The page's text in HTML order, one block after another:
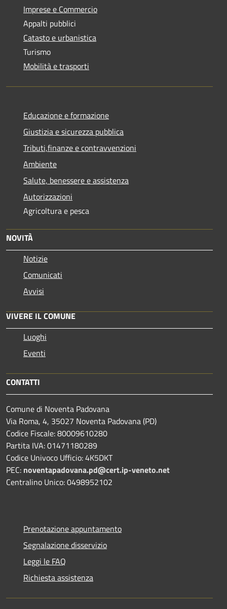
Imprese e Commercio
Appalti pubblici
Catasto e urbanistica
Turismo
Mobilità e trasporti
Educazione e formazione
Giustizia e sicurezza pubblica
Tributi,finanze e contravvenzioni
Ambiente
Salute, benessere e assistenza
Autorizzazioni
Agricoltura e pesca
NOVITÀ
Notizie
Comunicati
Avvisi
VIVERE IL COMUNE
Luoghi
Eventi
CONTATTI
Comune di Noventa Padovana
Via Roma, 4, 35027 Noventa Padovana (PD)
Codice Fiscale: 80009610280
Partita IVA: 01471180289
Codice Univoco Ufficio: 4K5DKT
PEC: noventapadovana.pd@cert.ip-veneto.net
Centralino Unico: 0498952102
Prenotazione appuntamento
Segnalazione disservizio
Leggi le FAQ
Richiesta assistenza